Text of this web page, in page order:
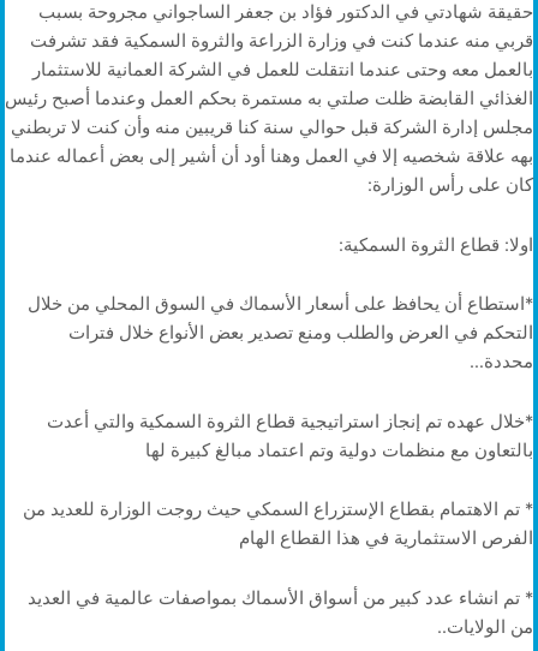
حقيقة شهادتي في الدكتور فؤاد بن جعفر الساجواني مجروحة بسبب
قربي منه عندما كنت في وزارة الزراعة والثروة السمكية فقد تشرفت
بالعمل معه وحتى عندما انتقلت للعمل في الشركة العمانية للاستثمار
الغذائي القابضة ظلت صلتي به مستمرة بحكم العمل وعندما أصبح رئيس
مجلس إدارة الشركة قبل حوالي سنة كنا قريبين منه وأن كنت لا تربطني
بهه علاقة شخصيه إلا في العمل وهنا أود أن أشير إلى بعض أعماله عندما
كان على رأس الوزارة:
اولا: قطاع الثروة السمكية:
*استطاع أن يحافظ على أسعار الأسماك في السوق المحلي من خلال
التحكم في العرض والطلب ومنع تصدير بعض الأنواع خلال فترات
محددة…
*خلال عهده تم إنجاز استراتيجية قطاع الثروة السمكية والتي أعدت
بالتعاون مع منظمات دولية وتم اعتماد مبالغ كبيرة لها
* تم الاهتمام بقطاع الإستزراع السمكي حيث روجت الوزارة للعديد من
الفرص الاستثمارية في هذا القطاع الهام
* تم انشاء عدد كبير من أسواق الأسماك بمواصفات عالمية في العديد
من الولايات..